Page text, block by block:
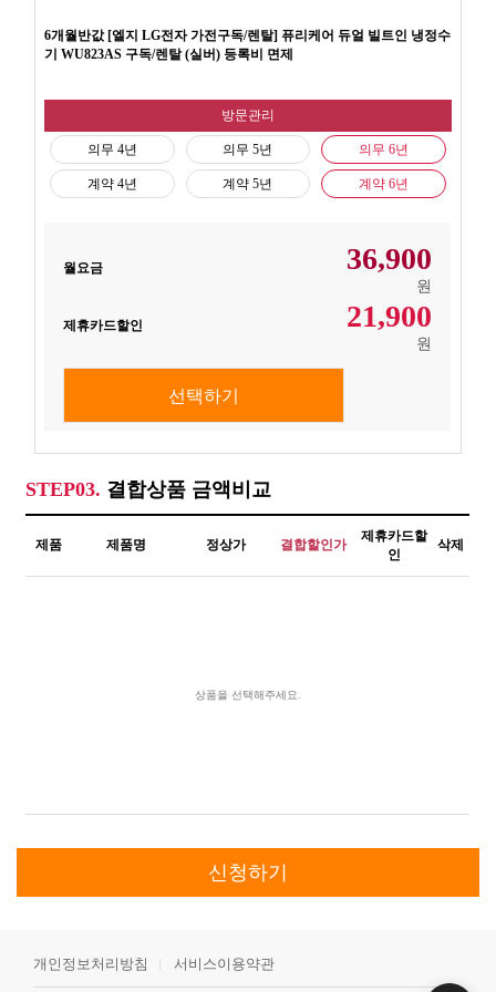
6개월반값 [엘지 LG전자 가전구독/렌탈] 퓨리케어 듀얼 빌트인 냉정수
기 WU823AS 구독/렌탈 (실버) 등록비 면제
방문관리
의무 4년
계약 4년
의무 5년
계약 5년
의무 6년
계약 6년
월요금 36,900
원
제휴카드할인 21,900
원
선택하기
STEP03. 결합상품 금액비교
제품 제품명 정상가 결합할인가
제휴카드할
인
삭제
상품을 선택해주세요.
개인정보처리방침 서비스이용약관